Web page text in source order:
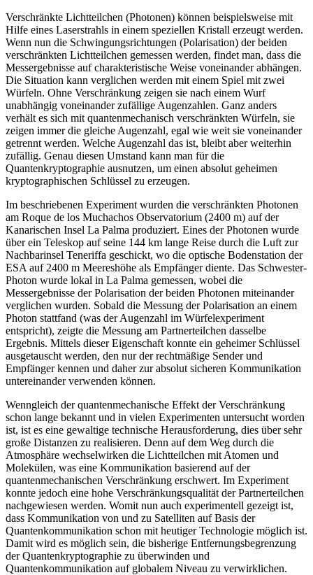
Verschränkte Lichtteilchen (Photonen) können beispielsweise mit
Hilfe eines Laserstrahls in einem speziellen Kristall erzeugt werden.
Wenn nun die Schwingungsrichtungen (Polarisation) der beiden
verschränkten Lichtteilchen gemessen werden, findet man, dass die
Messergebnisse auf charakteristische Weise voneinander abhängen.
Die Situation kann verglichen werden mit einem Spiel mit zwei
Würfeln. Ohne Verschränkung zeigen sie nach einem Wurf
unabhängig voneinander zufällige Augenzahlen. Ganz anders
verhält es sich mit quantenmechanisch verschränkten Würfeln, sie
zeigen immer die gleiche Augenzahl, egal wie weit sie voneinander
getrennt werden. Welche Augenzahl das ist, bleibt aber weiterhin
zufällig. Genau diesen Umstand kann man für die
Quantenkryptographie ausnutzen, um einen absolut geheimen
kryptographischen Schlüssel zu erzeugen.
Im beschriebenen Experiment wurden die verschränkten Photonen
am Roque de los Muchachos Observatorium (2400 m) auf der
Kanarischen Insel La Palma produziert. Eines der Photonen wurde
über ein Teleskop auf seine 144 km lange Reise durch die Luft zur
Nachbarinsel Teneriffa geschickt, wo die optische Bodenstation der
ESA auf 2400 m Meereshöhe als Empfänger diente. Das Schwester-
Photon wurde lokal in La Palma gemessen, wobei die
Messergebnisse der Polarisation der beiden Photonen miteinander
verglichen wurden. Sobald die Messung der Polarisation an einem
Photon stattfand (was der Augenzahl im Würfelexperiment
entspricht), zeigte die Messung am Partnerteilchen dasselbe
Ergebnis. Mittels dieser Eigenschaft konnte ein geheimer Schlüssel
ausgetauscht werden, den nur der rechtmäßige Sender und
Empfänger kennen und daher zur absolut sicheren Kommunikation
untereinander verwenden können.
Wenngleich der quantenmechanische Effekt der Verschränkung
schon lange bekannt und in vielen Experimenten untersucht worden
ist, ist es eine gewaltige technische Herausforderung, dies über sehr
große Distanzen zu realisieren. Denn auf dem Weg durch die
Atmosphäre wechselwirken die Lichtteilchen mit Atomen und
Molekülen, was eine Kommunikation basierend auf der
quantenmechanischen Verschränkung erschwert. Im Experiment
konnte jedoch eine hohe Verschränkungsqualität der Partnerteilchen
nachgewiesen werden. Womit nun auch experimentell gezeigt ist,
dass Kommunikation von und zu Satelliten auf Basis der
Quantenkommunikation schon mit heutiger Technologie möglich ist.
Damit wird es möglich sein, die bisherige Entfernungsbegrenzung
der Quantenkryptographie zu überwinden und
Quantenkommunikation auf globalem Niveau zu verwirklichen.